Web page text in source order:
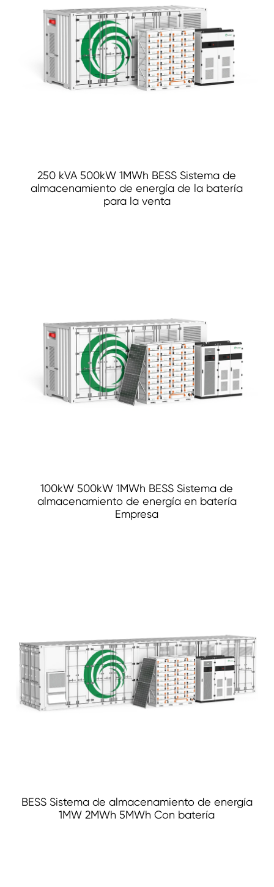
250 kVA 500kW 1MWh BESS Sistema de
almacenamiento de energía de la batería
para la venta
100kW 500kW 1MWh BESS Sistema de
almacenamiento de energía en batería
Empresa
BESS Sistema de almacenamiento de energía
1MW 2MWh 5MWh Con batería